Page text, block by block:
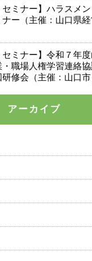
セミナー】ハラスメン
ナー（主催：山口県
セミナー】令和７年
・職場人権学習連絡協
修会（主催：山口市
アーカイブ